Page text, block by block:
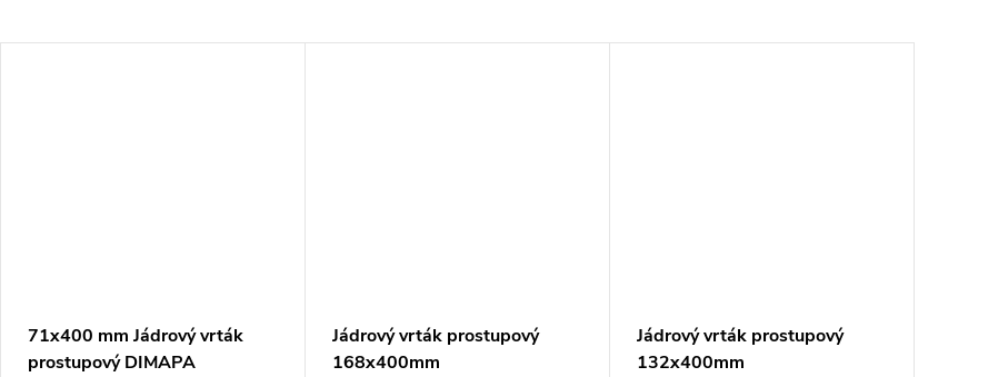
71x400 mm Jádrový vrták
prostupový DIMAPA
Jádrový vrták prostupový
168x400mm
Jádrový vrták prostupový
132x400mm